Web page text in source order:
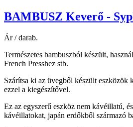
BAMBUSZ Keverő -
Ár / darab.
Természetes bambuszból készült,
French Presshez stb.
Szárítsa ki az üvegből készült eszközök
ezzel a kiegészítővel.
Ez az egyszerű eszköz nem kávéillatú,
kávéillatokat, japán erdőkből származó